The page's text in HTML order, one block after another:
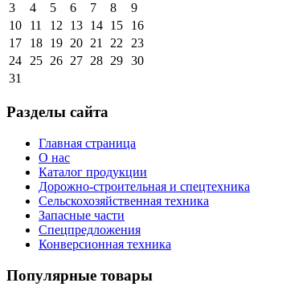
3
4 5 6 7 8
9
10
11 12 13 14 15
16
17
18 19 20 21 22 23
24 25 26 27 28 29 30
31
Разделы сайта
Главная страница
О нас
Каталог продукции
Дорожно-строительная и спецтехника
Сельскохозяйственная техника
Запасные части
Спецпредложения
Конверсионная техника
Популярные товары